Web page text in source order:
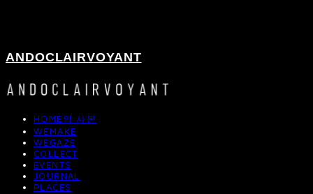
ANDOCLAIRVOYANT
HOME의 사본
WEMAKE
WEGAZE
COLLECT
EVENTS
JOURNAL
PLACES